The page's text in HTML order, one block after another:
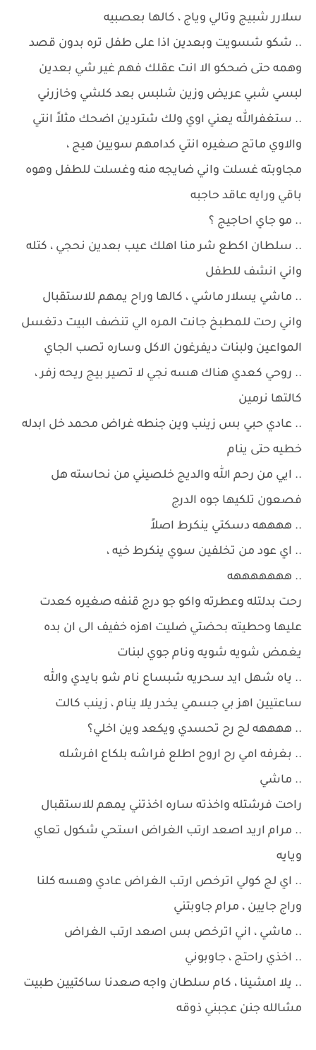
سلارر شبيج وتالي وياج ، كالها بعصبيه
.. شكو شسويت وبعدين اذا على طفل تره بدون قصد
وهمه حتى ضحكو الا انت عقلك فهم غير شي بعدين
لبسي شبي عريض وزين شلبس بعد كلشي وخازرني
.. ستغفرالله يعني اوي ولك شتردين اضحك مثلاً انتي
والاوي ماتج صغيره انتي كدامهم سويين هيج ،
مجاوبته غسلت واني ضايجه منه وغسلت للطفل وهوه
باقي ورايه عاقد حاجبه
.. مو جاي احاجيج ؟
.. سلطان اكطع شر منا اهلك عيب بعدين نحجي ، كتله
واني انشف للطفل
.. ماشي يسلار ماشي ، كالها وراح يمهم للاستقبال
واني رحت للمطبخ جانت المره الي تنضف البيت دتغسل
المواعين ولبنات ديفرغون الاكل وساره تصب الجاي
.. روحي كعدي هناك هسه نجي لا تصير بيج ريحه زفر ،
كالتها نرمين
.. عادي حبي بس زينب وين جنطه غراض محمد خل ابدله
خطيه حتى ينام
.. ايي من رحم الله والديج خلصيني من نحاسته هل
فصعون تلكيها جوه الدرج
.. ههههه دسكتي ينكرط اصلاً
.. اي عود من تخلفين سوي ينكرط خيه ،
.. هههههههه
رحت بدلتله وعطرته واكو جو درج قنفه صغيره كعدت
عليها وحطيته بحضتي ضليت اهزه خفيف الى ان بده
يغمض شويه شويه ونام جوي لبنات
.. ياه شهل ايد سحريه شبساع نام شو بايدي والله
ساعتيين اهز بي جسمي يخدر يلا ينام ، زينب كالت
.. ههههه لج رح تحسدي ويكعد وين اخلي؟
.. بغرفه امي رح اروح اطلع فراشه بلكاع افرشله
.. ماشي
راحت فرشتله واخذته ساره اخذتني يمهم للاستقبال
.. مرام اريد اصعد ارتب الغراض استحي شكول تعاي
ويايه
.. اي لج كولي اترخص ارتب الغراض عادي وهسه كلنا
وراج جايين ، مرام جاوبتني
.. ماشي ، اني اترخص بس اصعد ارتب الغراض
.. اخذي راحتج ، جاوبوني
.. يلا امشينا ، كام سلطان واجه صعدنا ساكتيين طبيت
مشالله جنن عجبني ذوقه